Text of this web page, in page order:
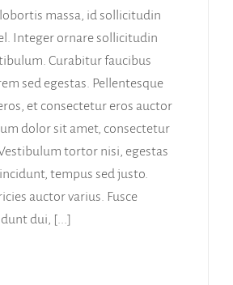
massa, id sollicitudin
Integer ornare sollicitudin
Curabitur faucibus
sed egestas. Pellentesque
et consectetur eros auctor
dolor sit amet, consectetur
tortor nisi, egestas
tempus sed justo.
auctor varius. Fusce
dui, [...]